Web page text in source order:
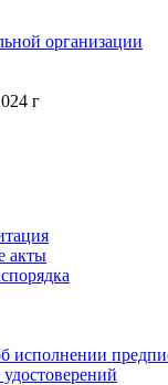
организации
г
акты
исполнении